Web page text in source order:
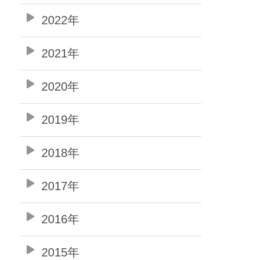
2022年
2021年
2020年
2019年
2018年
2017年
2016年
2015年